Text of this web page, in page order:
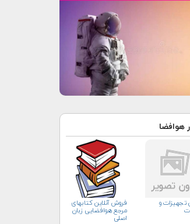
هوافضا
تجهیزات و
فروش آنلاین کتابهای
مرجع هوافضایی زبان
اصلی